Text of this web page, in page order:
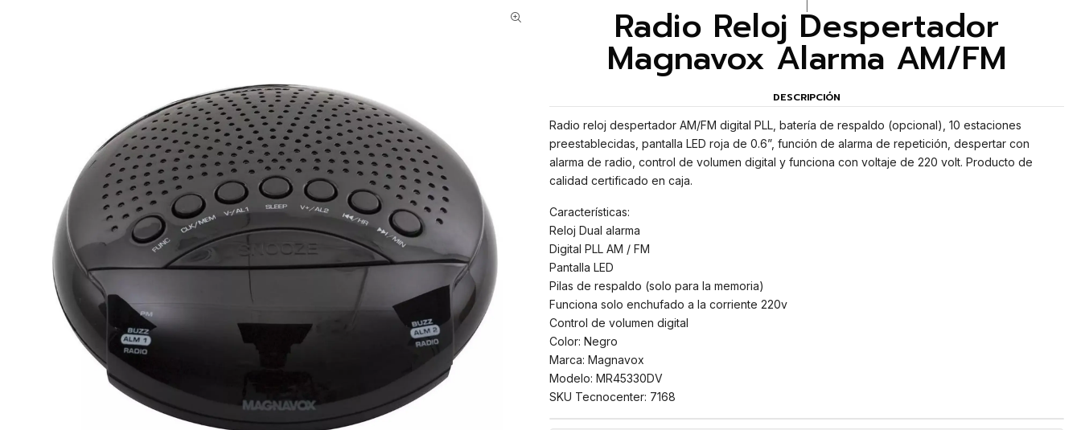
Radio Reloj Despertador
Magnavox Alarma AM/FM
DESCRIPCIÓN
Radio reloj despertador AM/FM digital PLL, batería de respaldo (opcional), 10 estaciones
preestablecidas, pantalla LED roja de 0.6”, función de alarma de repetición, despertar con
alarma de radio, control de volumen digital y funciona con voltaje de 220 volt. Producto de
calidad certificado en caja.
Características:
Reloj Dual alarma
Digital PLL AM / FM
Pantalla LED
Pilas de respaldo (solo para la memoria)
Funciona solo enchufado a la corriente 220v
Control de volumen digital
Color: Negro
Marca: Magnavox
Modelo: MR45330DV
SKU Tecnocenter: 7168